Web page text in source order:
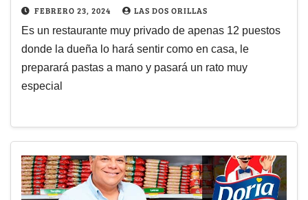
FEBRERO 23, 2024 LAS DOS ORILLAS
Es un restaurante muy privado de apenas 12 puestos
donde la dueña lo hará sentir como en casa, le
preparará pastas a mano y pasará un rato muy
especial